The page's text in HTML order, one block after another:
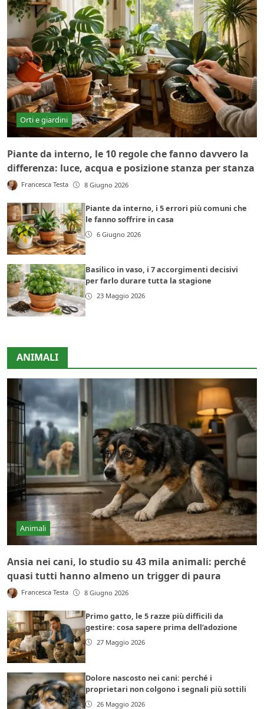
Orti e giardini
Piante da interno, le 10 regole che fanno davvero la
differenza: luce, acqua e posizione stanza per stanza
Francesca Testa 8 Giugno 2026
Piante da interno, i 5 errori più comuni che
le fanno soffrire in casa
6 Giugno 2026
Basilico in vaso, i 7 accorgimenti decisivi
per farlo durare tutta la stagione
23 Maggio 2026
ANIMALI
Animali
Ansia nei cani, lo studio su 43 mila animali: perché
quasi tutti hanno almeno un trigger di paura
Francesca Testa 8 Giugno 2026
Primo gatto, le 5 razze più difficili da
gestire: cosa sapere prima dell’adozione
27 Maggio 2026
Dolore nascosto nei cani: perché i
proprietari non colgono i segnali più sottili
26 Maggio 2026